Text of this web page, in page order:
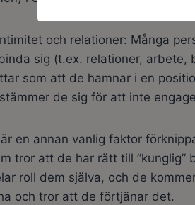
och relationer: Många
sig (t.ex. relationer,
som att de hamnar i en
de sig för att inte
en annan vanlig faktor
tror att de har rätt till
roll dem själva, och de
och tror att de förtjänar det.